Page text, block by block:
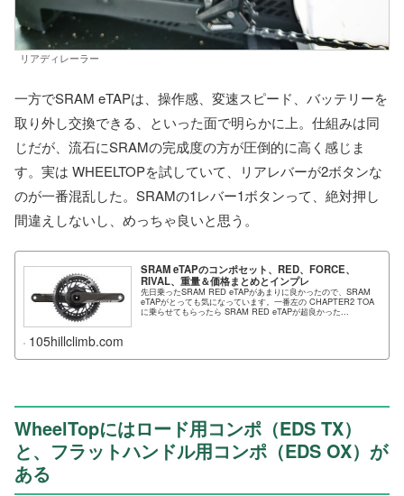
リアディレーラー
一方でSRAM eTAPは、操作感、変速スピード、バッテリーを
取り外し交換できる、といった面で明らかに上。仕組みは同
じだが、流石にSRAMの完成度の方が圧倒的に高く感じま
す。実は WHEELTOPを試していて、リアレバーが2ボタンな
のが一番混乱した。SRAMの1レバー1ボタンって、絶対押し
間違えしないし、めっちゃ良いと思う。
SRAM eTAPのコンポセット、RED、FORCE、
RIVAL、重量＆価格まとめとインプレ
先日乗ったSRAM RED eTAPがあまりに良かったので、SRAM
eTAPがとっても気になっています。一番左の CHAPTER2 TOA
に乗らせてもらったら SRAM RED eTAPが超良かった...
105hillclimb.com
WheelTopにはロード用コンポ（EDS TX）
と、フラットハンドル用コンポ（EDS OX）が
ある